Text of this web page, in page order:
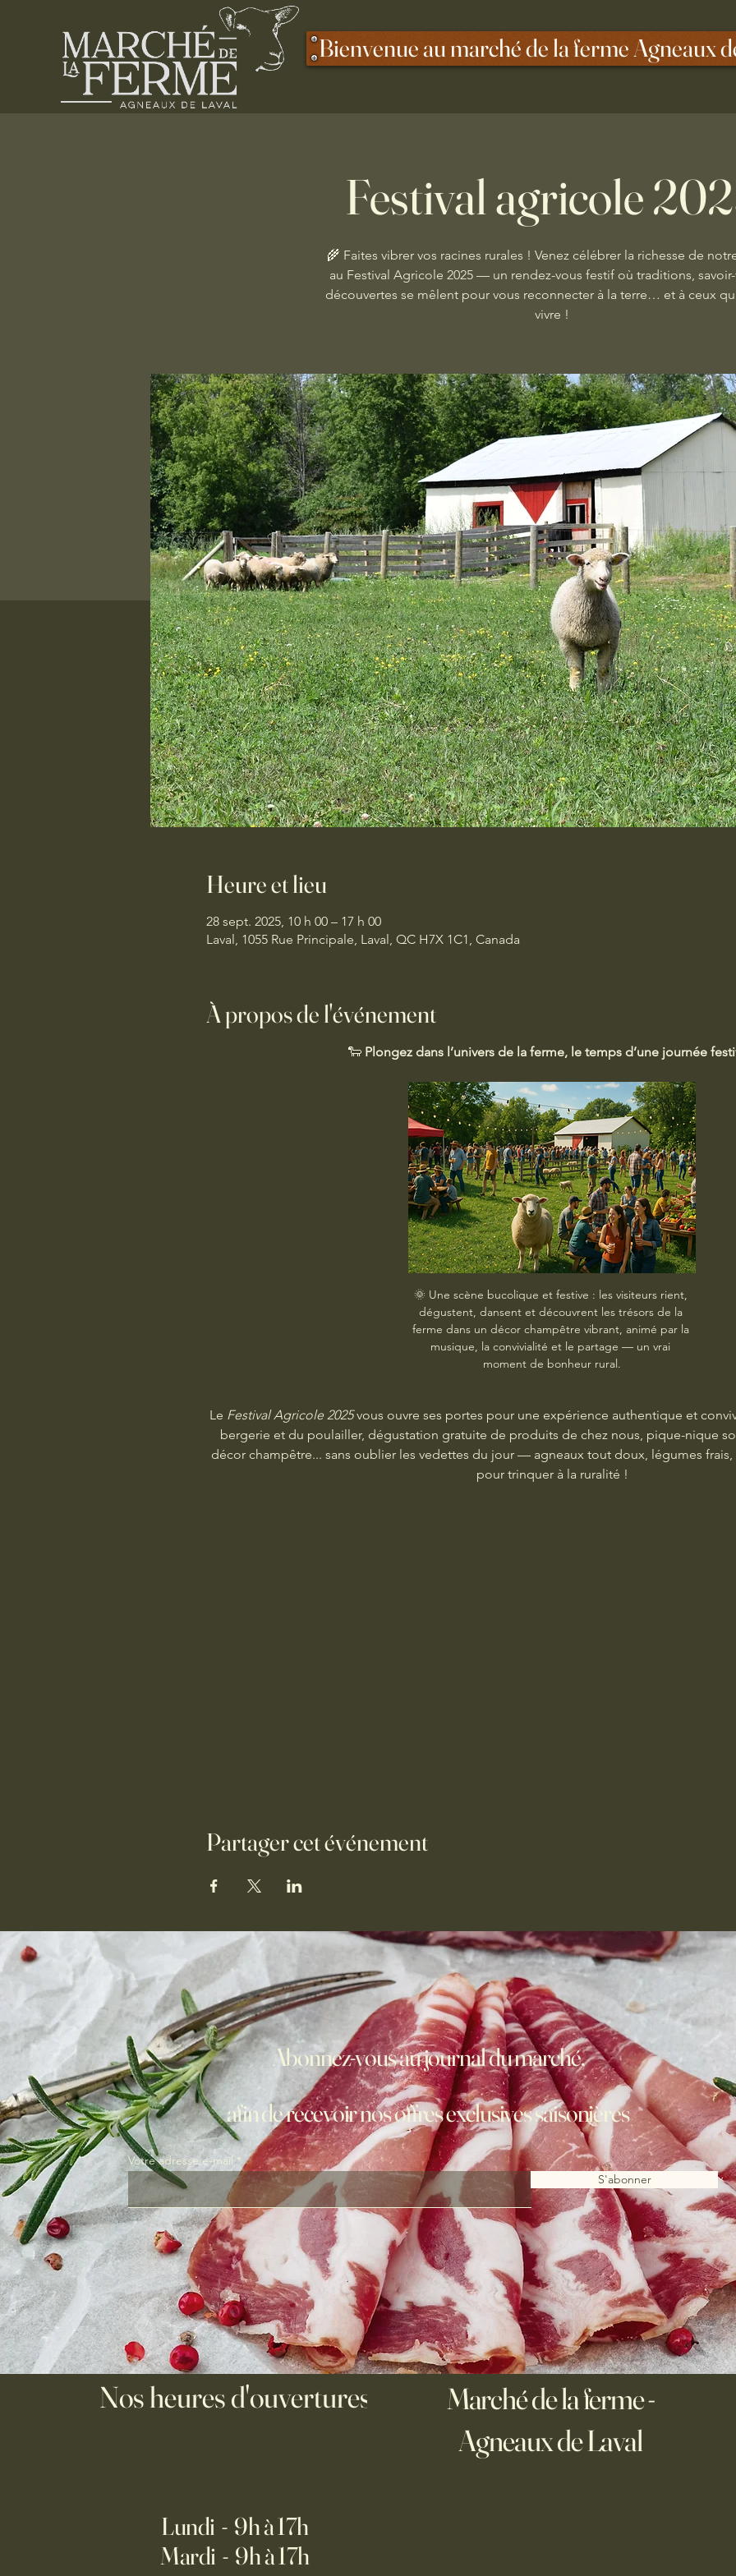
Bienvenue au marché de la ferme Agneaux
Festival agricole
🌾 Faites vibrer vos racines rurales ! Venez célébrer la richesse de
au Festival Agricole 2025 — un rendez-vous festif où traditions,
découvertes se mêlent pour vous reconnecter à la terre… et à ceux
vivre !
Heure et lieu
28 sept. 2025, 10 h 00 – 17 h 00
Laval, 1055 Rue Principale, Laval, QC H7X 1C1, Canada
À propos de l'événement
🐑 Plongez dans l’univers de la ferme, le temps d’une journée
🌞 Une scène bucolique et festive : les visiteurs rient,
dégustent, dansent et découvrent les trésors de la
ferme dans un décor champêtre vibrant, animé par la
musique, la convivialité et le partage — un vrai
moment de bonheur rural.
Le Festival Agricole 2025 vous ouvre ses portes pour une expérience authentique et
bergerie et du poulailler, dégustation gratuite de produits de chez nous, pique-nique
décor champêtre... sans oublier les vedettes du jour — agneaux tout doux, légumes
pour trinquer à la ruralité !
Partager cet événement
Abonnez-vous au journal du marché,
afin de recevoir nos offres exclusives saisonières
Votre adresse e-mail
S'abonner
Nos heures d'ouvertures
Lundi - 9h à 17h
Mardi - 9h à 17h
Marché de la ferme -
Agneaux de Laval